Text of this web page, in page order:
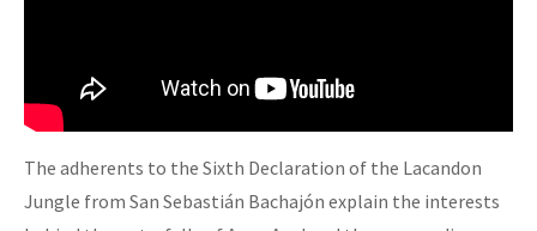
The adherents to the Sixth Declaration of the Lacandon
Jungle from San Sebastián Bachajón explain the interests